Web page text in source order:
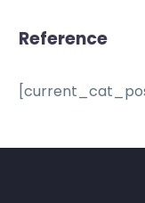
Reference